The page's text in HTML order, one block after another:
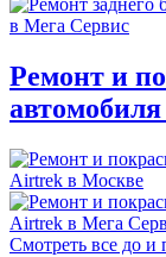
Ремонт и
Смотреть все до и